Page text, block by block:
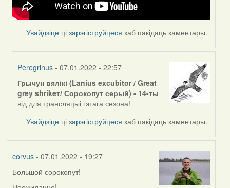
Увайдзіце цізарэгіструйцеся каб пакідаць каментары.
Peregrinus - 07.01.2022 - 22:57
In
reply
to
Грычун вялікі (Lanius excubitor / Great
grey shrikeт/ Сорокопут серый) - 14-ты
від для трансляцыі гэтага сезона!
Увайдзіце цізарэгіструйцеся каб пакідаць каментары.
corvus- 07.01.2022 - 19:27
Большой сорокопут!